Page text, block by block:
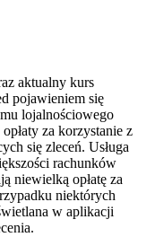
aktualny kurs
pojawieniem się
lojalnościowego
za korzystanie z
się zleceń. Usługa
rachunków
niewielką opłatę za
niektórych
w aplikacji